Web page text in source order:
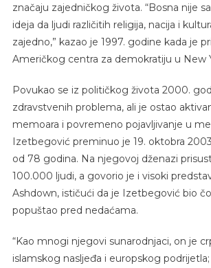
značaju zajedničkog života. “Bosna nije
ideja da ljudi različitih religija, nacija i
zajedno,” kazao je 1997. godine kada je
Američkog centra za demokratiju u New
Povukao se iz političkog života 2000.
zdravstvenih problema, ali je ostao
memoara i povremeno pojavljivanje u
Izetbegović preminuo je 19. oktobra
od 78 godina. Na njegovoj dženazi
100.000 ljudi, a govorio je i visoki
Ashdown, ističući da je Izetbegović bio
popuštao pred nedaćama.
“Kao mnogi njegovi sunarodnjaci, on je
islamskog nasljeđa i europskog